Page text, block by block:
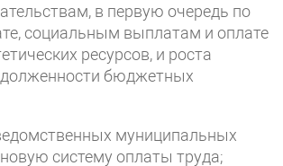
в первую очередь по
социальным выплатам и оплате
ресурсов, и роста
бюджетных
муниципальных
систему оплаты труда;